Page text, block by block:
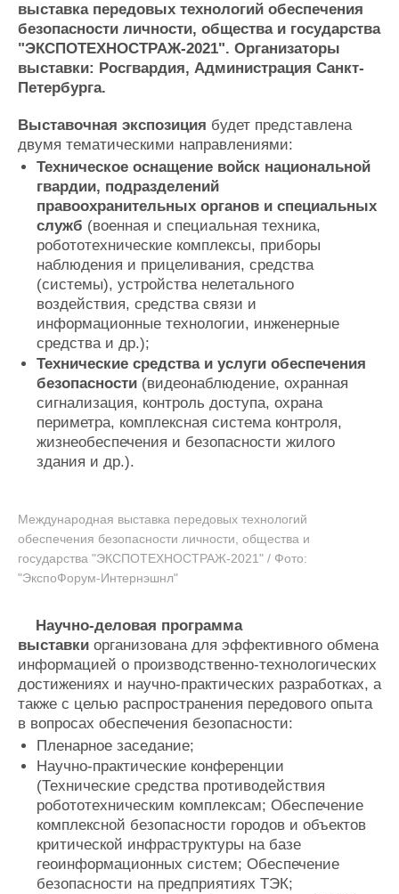
Конференции
Выставки и семинары
Личности
Словарь
Флот
Галерея флота
Форум
выставка передовых технологий обеспечения
безопасности личности, общества и государства
"ЭКСПОТЕХНОСТРАЖ-2021". Организаторы
выставки: Росгвардия, Администрация Санкт-
Петербурга.
Выставочная экспозиция будет представлена
двумя тематическими направлениями:
Техническое оснащение войск национальной
гвардии, подразделений
правоохранительных органов и специальных
служб (военная и специальная техника,
робототехнические комплексы, приборы
наблюдения и прицеливания, средства
(системы), устройства нелетального
воздействия, средства связи и
информационные технологии, инженерные
средства и др.);
Технические средства и услуги обеспечения
безопасности (видеонаблюдение, охранная
сигнализация, контроль доступа, охрана
периметра, комплексная система контроля,
жизнеобеспечения и безопасности жилого
здания и др.).
Международная выставка передовых технологий
обеспечения безопасности личности, общества и
государства "ЭКСПОТЕХНОСТРАЖ-2021" / Фото:
"ЭкспоФорум-Интернэшнл"
Научно-деловая программа
выставки организована для эффективного обмена
информацией о производственно-технологических
достижениях и научно-практических разработках, а
также с целью распространения передового опыта
в вопросах обеспечения безопасности:
Пленарное заседание;
Научно-практические конференции
(Технические средства противодействия
робототехническим комплексам; Обеспечение
комплексной безопасности городов и объектов
критической инфраструктуры на базе
геоинформационных систем; Обеспечение
безопасности на предприятиях ТЭК;